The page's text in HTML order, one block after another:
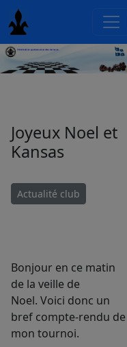
Joyeux Noel et
Kansas
Actualité club
Bonjour en ce matin
de la veille de
Noel. Voici donc un
bref compte-rendu de
mon tournoi.